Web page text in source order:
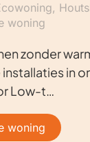
woning
zonder
in
Low-t…
woning